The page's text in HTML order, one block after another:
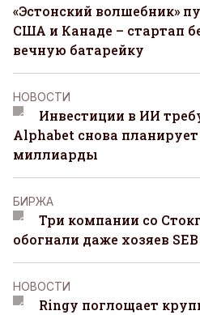
«Эстонский волшебник»
США и Канаде – стартап
вечную батарейку
НОВОСТИ
Инвестиции в ИИ
Alphabet снова
миллиарды
БИРЖА
Три компании со
обогнали даже хозяев SEB
НОВОСТИ
Ringy поглощает